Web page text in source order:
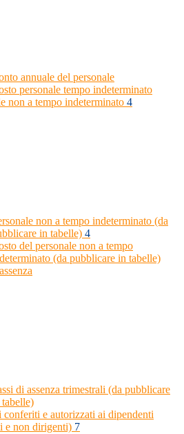
annuale del personale
personale tempo indeterminato
non a tempo indeterminato 4
non a tempo indeterminato (da
in tabelle) 4
del personale non a tempo
(da pubblicare in tabelle)
di assenza trimestrali (da pubblicare
conferiti e autorizzati ai dipendenti
e non dirigenti) 7